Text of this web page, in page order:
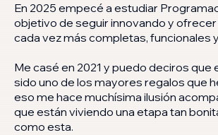
En 2025 empecé a estudiar
objetivo de seguir innovando y
cada vez más completas, funcionales
Me casé en 2021 y puedo deciros que
sido uno de los mayores regalos que
eso me hace muchísima ilusión
que están viviendo una etapa tan
como esta.